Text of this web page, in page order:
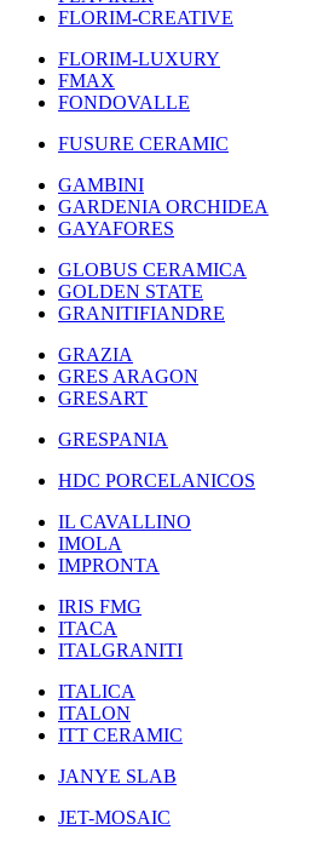
FLORIM-CREATIVE
FLORIM-LUXURY
FMAX
FONDOVALLE
FUSURE CERAMIC
GAMBINI
GARDENIA ORCHIDEA
GAYAFORES
GLOBUS CERAMICA
GOLDEN STATE
GRANITIFIANDRE
GRAZIA
GRES ARAGON
GRESART
GRESPANIA
HDC PORCELANICOS
IL CAVALLINO
IMOLA
IMPRONTA
IRIS FMG
ITACA
ITALGRANITI
ITALICA
ITALON
ITT CERAMIC
JANYE SLAB
JET-MOSAIC